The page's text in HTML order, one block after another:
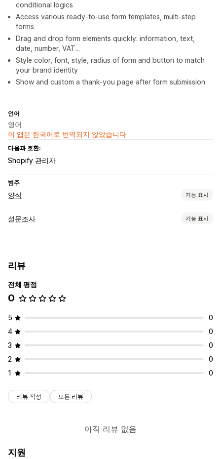
conditional logics
Access various ready-to-use form templates, multi-step
forms
Drag and drop form elements quickly: information, text,
date, number, VAT...
Style color, font, style, radius of form and button to match
your brand identity
Show and custom a thank-you page after form submission
언어
영어
이 앱은 한국어로 번역되지 않았습니다
다음과 호환:
Shopify 관리자
범주
양식 기능 표시
양식 유형
맞춤 설정
사용자 지정 CSS
이메일 템플릿 여러 언어
데이터 관리
이메일 응답 자동 동기화 데이터 내보내기 대시보드 양식 제한
상태 추적 기록 분석 CAPTCHA
설문조사 기능 표시
임베디드 양식
실시간 편집
설문 조사 유형
제출 관리
SMS
리뷰
전체 평점
0
5
0
4
0
3
0
2
0
1
0
리뷰 작성 모든 리뷰
아직 리뷰 없음
지원